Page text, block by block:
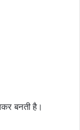
बनती है।